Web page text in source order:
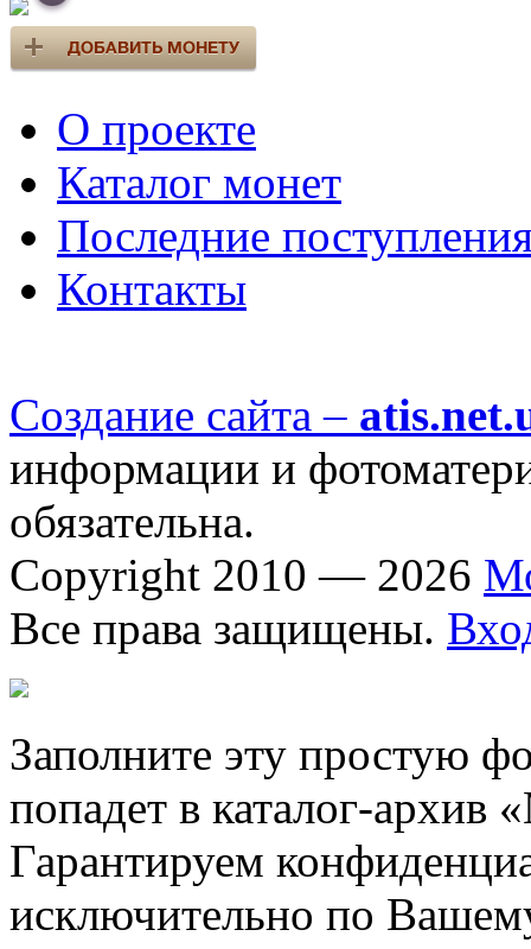
О проекте
Каталог монет
Последние
Контакты
Создание сайта –
информации и
обязательна.
Copyright 2010 — 2026
Все права защищены.
Заполните эту простую
попадет в каталог-архив
Гарантируем
исключительно по